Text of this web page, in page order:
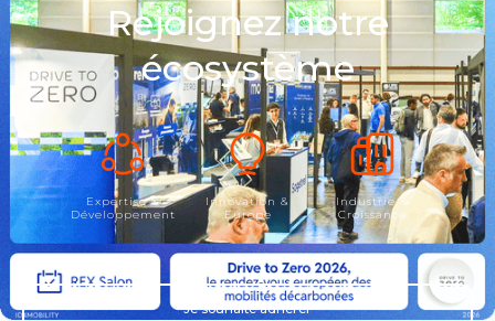
Rejoignez notre
écosystème
Expertise &
Développement
Innovation &
Europe
Industrie &
Croissance
Je souhaite adhérer